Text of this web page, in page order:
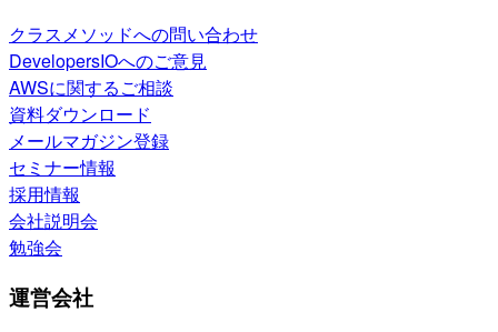
クラスメソッドへの問い合わせ
DevelopersIOへのご意見
AWSに関するご相談
資料ダウンロード
メールマガジン登録
セミナー情報
採用情報
会社説明会
勉強会
運営会社